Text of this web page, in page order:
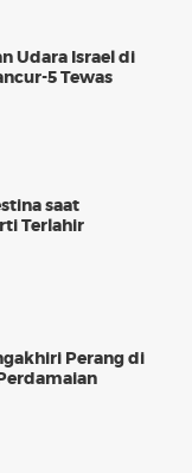
Udara Israel di
5 Tewas
saat
Terlahir
Perang di